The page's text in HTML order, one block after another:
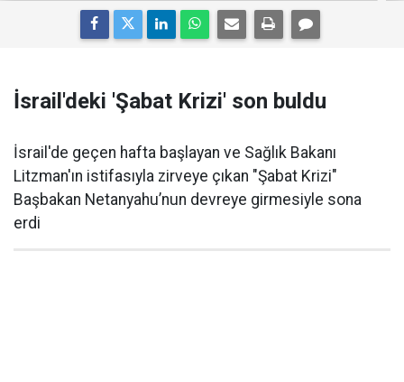
İsrail'deki 'Şabat Krizi' son buldu
İsrail'de geçen hafta başlayan ve Sağlık Bakanı
Litzman'ın istifasıyla zirveye çıkan "Şabat Krizi"
Başbakan Netanyahu’nun devreye girmesiyle sona
erdi